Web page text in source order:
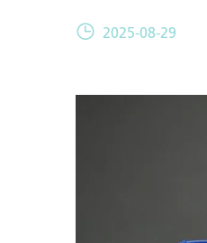
2025-08-29